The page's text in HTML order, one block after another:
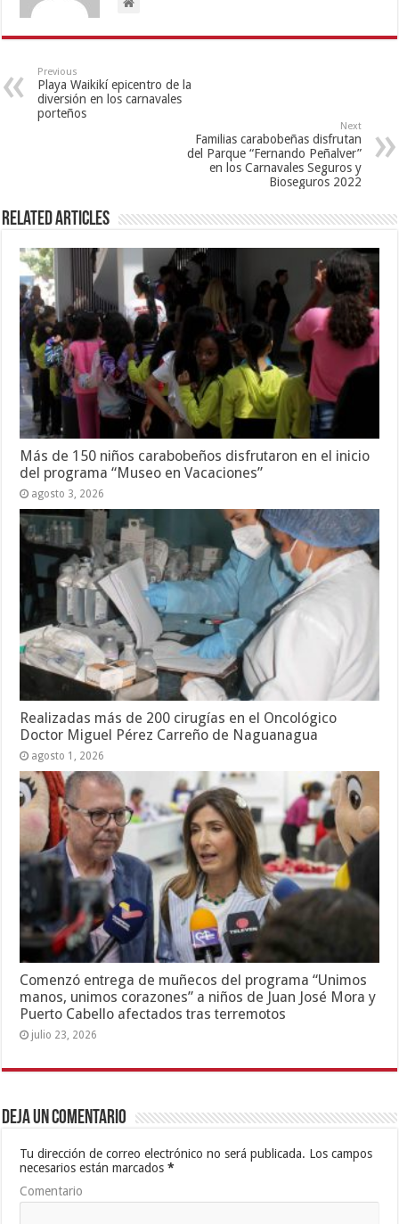
Previous
Playa Waikikí epicentro de la
diversión en los carnavales
porteños
Next
Familias carabobeñas disfrutan
del Parque “Fernando Peñalver”
en los Carnavales Seguros y
Bioseguros 2022
Related Articles
Más de 150 niños carabobeños disfrutaron en el inicio
del programa “Museo en Vacaciones”
agosto 3, 2026
Realizadas más de 200 cirugías en el Oncológico
Doctor Miguel Pérez Carreño de Naguanagua
agosto 1, 2026
Comenzó entrega de muñecos del programa “Unimos
manos, unimos corazones” a niños de Juan José Mora y
Puerto Cabello afectados tras terremotos
julio 23, 2026
Deja un comentario
Tu dirección de correo electrónico no será publicada. Los campos
necesarios están marcados*
Comentario